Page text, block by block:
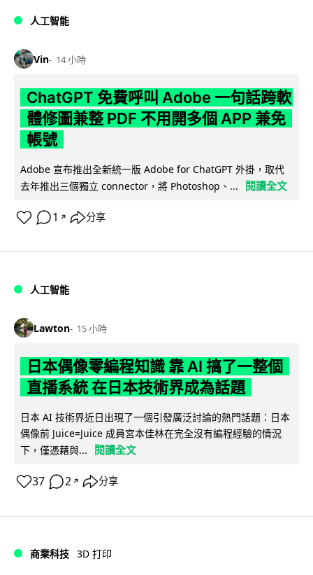
人工智能
Vin 14 小時
ChatGPT 免費呼叫 Adobe 一句話跨軟
體修圖兼整 PDF 不用開多個 APP 兼免
帳號
Adobe 宣布推出全新統一版 Adobe for ChatGPT 外掛，取代
去年推出三個獨立 connector，將 Photoshop、...
閱讀全文
1 ↗ 分享
人工智能
Lawton 15 小時
日本偶像零編程知識 靠 AI 搞了一整個
直播系統 在日本技術界成為話題
日本 AI 技術界近日出現了一個引發廣泛討論的熱門話題：日本
偶像前 Juice=Juice 成員宮本佳林在完全沒有編程經驗的情況
下，僅憑藉與...
閱讀全文
37 2 ↗ 分享
商業科技 3D 打印